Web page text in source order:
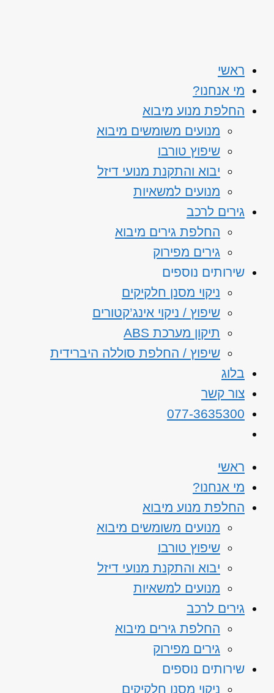
ראשי
מי אנחנו?
החלפת מנוע מיבוא
מנועים משומשים מיבוא
שיפוץ טורבו
יבוא והתקנת מנועי דיזל
מנועים למשאיות
גירים לרכב
החלפת גירים מיבוא
גירים מפירוק
שירותים נוספים
ניקוי מסנן חלקיקים
שיפוץ / ניקוי אינג’קטורים
תיקון מערכת ABS
שיפוץ / החלפת סוללה היברידית
בלוג
צור קשר
077-3635300
ראשי
מי אנחנו?
החלפת מנוע מיבוא
מנועים משומשים מיבוא
שיפוץ טורבו
יבוא והתקנת מנועי דיזל
מנועים למשאיות
גירים לרכב
החלפת גירים מיבוא
גירים מפירוק
שירותים נוספים
ניקוי מסנן חלקיקים